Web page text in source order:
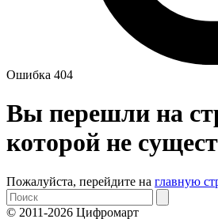
Ошибка 404
Вы перешли на
которой не
Пожалуйста, перейдите на главную
© 2011-2026 Цифромарт